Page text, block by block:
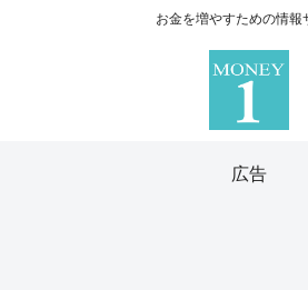
お金を増やすための情報
広告